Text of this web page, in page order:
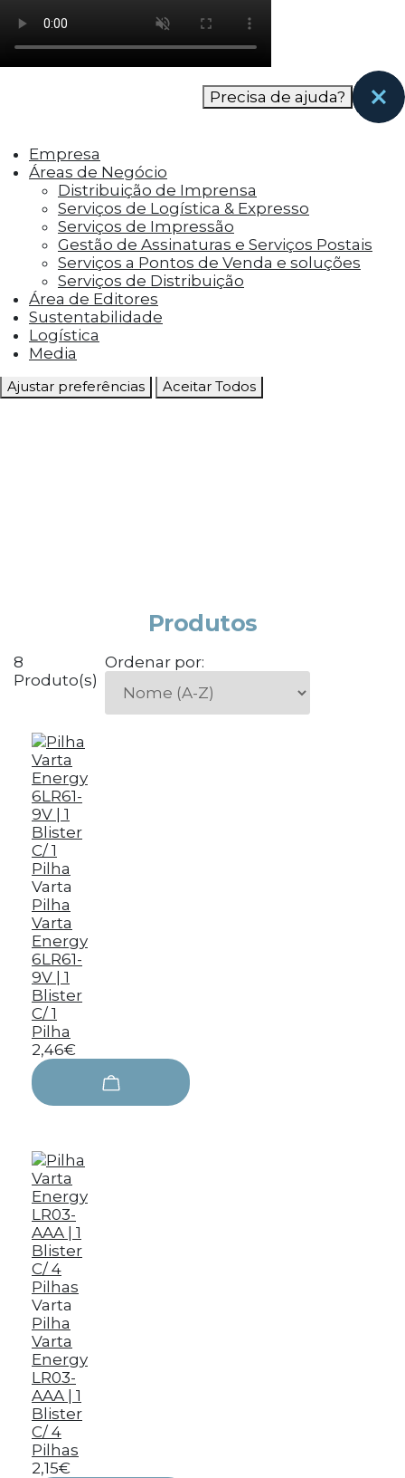
como os visitantes interagem com o site. Esses
cookies ajudam a fornecer informações sobre
as métricas do número de visitantes, taxa de
rejeição, origem do tráfego, etc.
funcionalidades, como compartilhar o
conteúdo do site em plataformas de social
media, coletar feedbacks e outros recursos de
terceiros.
Cookies Marketing
Os cookies de marketing são usados para
entregar aos visitantes anúncios
personalizados com base nas páginas que eles
visitaram antes e analisar a eficácia da
campanha publicitária.
Ajustar preferências Aceitar Todos
Precisa de ajuda?
Empresa
Áreas de Negócio
Distribuição de Imprensa
Serviços de Logística & Expresso
Serviços de Impressão
Gestão de Assinaturas e Serviços Postais
Serviços a Pontos de Venda e soluções
Serviços de Distribuição
Área de Editores
Sustentabilidade
Logística
Media
Produtos
8
Produto(s)
Ordenar por:
Varta
Pilha
Varta
Energy
6LR61-
9V | 1
Blister
C/ 1
Pilha
2,46€
Varta
Pilha
Varta
Energy
LR03-
AAA | 1
Blister
C/ 4
Pilhas
2,15€